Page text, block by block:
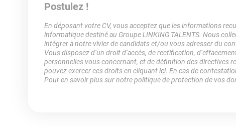
Postulez !
En déposant votre CV, vous acceptez que les informations
informatique destiné au Groupe LINKING TALENTS. Nous
intégrer à notre vivier de candidats et/ou vous adresser du
Vous disposez d’un droit d’accès, de rectification,
personnelles vous concernant, et de définition des directives
pouvez exercer ces droits en cliquantici. En cas de
Pour en savoir plus sur notre politique de protection de vos